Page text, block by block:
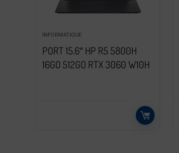
INFORMATIQUE
PORT 15.6″ HP R5 5800H
16GO 512GO RTX 3060 W10H